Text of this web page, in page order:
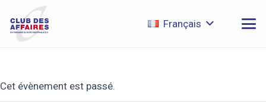
Français
Cet évènement est passé.